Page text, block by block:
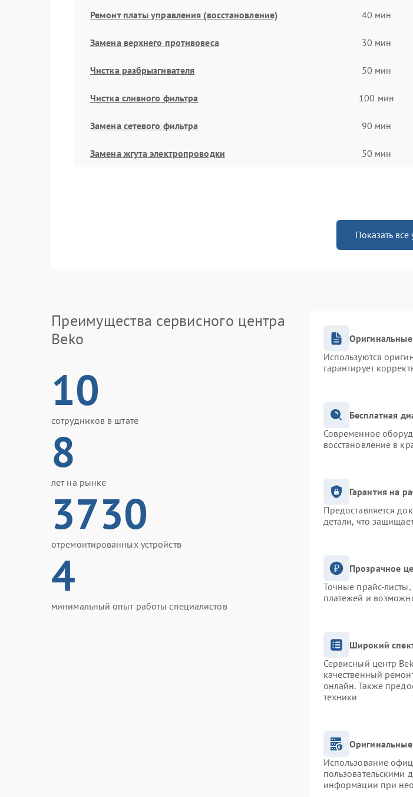
Ремонт платы управления (восстановление) 40 мин
Замена верхнего противовеса 30 мин
Чистка разбрызгивателя 50 мин
Чистка сливного фильтра 100 мин
Замена сетевого фильтра 90 мин
Замена жгута электропроводки 50 мин
Показать все
Преимущества сервисного центра
Beko
10
сотрудников в штате
8
лет на рынке
3730
отремонтированных устройств
4
минимальный опыт работы специалистов
Используются
гарантирует
Бесплатная
Современное
восстановление в
Гарантия на
Предоставляется
детали, что
Прозрачное
Точные прайс-листы,
платежей и
Широкий
Сервисный центр
качественный
онлайн. Также
техники
Использование
пользовательскими
информации при